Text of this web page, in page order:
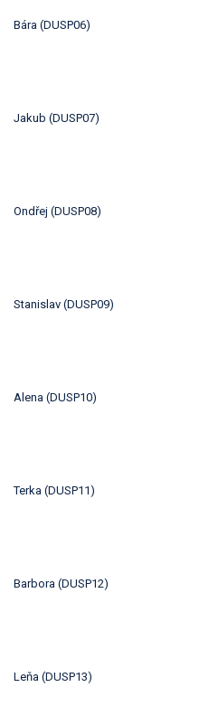
Bára (DUSP06)
Jakub (DUSP07)
Ondřej (DUSP08)
Stanislav (DUSP09)
Alena (DUSP10)
Terka (DUSP11)
Barbora (DUSP12)
Leňa (DUSP13)